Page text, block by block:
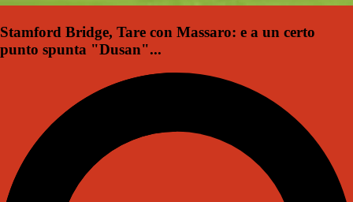
Stamford Bridge, Tare con Massaro: e a un certo
punto spunta "Dusan"...